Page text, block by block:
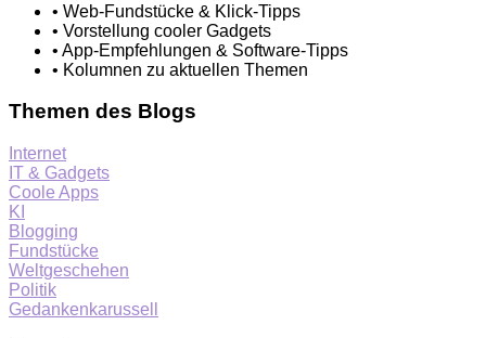
• Web-Fundstücke & Klick-Tipps
• Vorstellung cooler Gadgets
• App-Empfehlungen & Software-Tipps
• Kolumnen zu aktuellen Themen
Themen des Blogs
Internet
IT & Gadgets
Coole Apps
KI
Blogging
Fundstücke
Weltgeschehen
Politik
Gedankenkarussell